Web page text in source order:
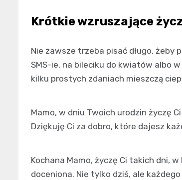
Krótkie wzruszające
Nie zawsze trzeba pisać długo, żeby
SMS-ie, na bileciku do kwiatów albo
kilku prostych zdaniach mieszczą
Mamo, w dniu Twoich urodzin życzę
Dziękuję Ci za dobro, które dajesz
Kochana Mamo, życzę Ci takich dni,
doceniona. Nie tylko dziś, ale